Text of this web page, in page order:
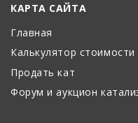
КАРТА САЙТА
Главная
Калькулятор стоимости
Продать кат
Форум и аукцион